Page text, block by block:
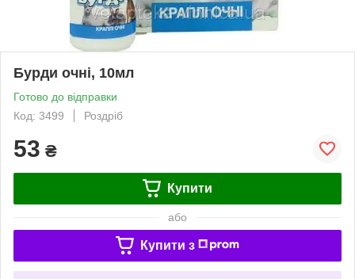
Бурди очні, 10мл
Готово до відправки
Код: 3499
Роздріб
53 ₴
Купити
або
Купити з